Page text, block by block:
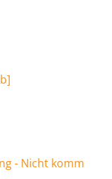
]
- Nicht komm